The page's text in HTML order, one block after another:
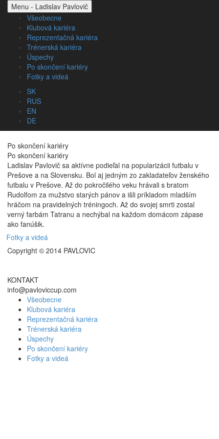
Menu - Ladislav Pavlovič
Všeobecne
Klubová kariéra
Reprezentačná kariéra
Trénerská kariéra
Úspechy
Po skončení kariéry
Fotky a videá
SK
RUS
EN
DE
Po skončení kariéry
Po skončení kariéry
Ladislav Pavlovič sa aktívne podieľal na popularizácii futbalu v
Prešove a na Slovensku. Bol aj jedným zo zakladateľov ženského
futbalu v Prešove. Až do pokročilého veku hrávali s bratom
Rudolfom za mužstvo starých pánov a išli príkladom mladším
hráčom na pravidelných tréningoch. Až do svojej smrti zostal
verný farbám Tatranu a nechýbal na každom domácom zápase
ako fanúšik.
Fotky a videá
Copyright © 2014 PAVLOVIC
KONTAKT
info@pavloviccup.com
Všeobecne
Klubová kariéra
Reprezentačná kariéra
Trénerská kariéra
Úspechy
Po skončení kariéry
Fotky a videá